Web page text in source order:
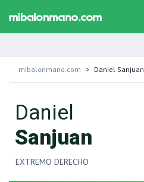
mibalonmano.com Daniel Sanjuan
Daniel
Sanjuan
EXTREMO DERECHO